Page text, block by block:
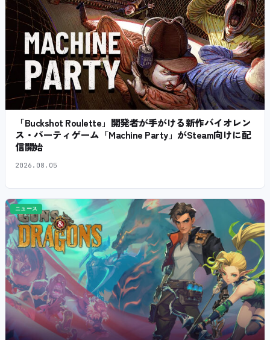
「Buckshot Roulette」開発者が手がける新作バイオレン
ス・パーティゲーム「Machine Party」がSteam向けに配
信開始
2026.08.05
ニュース